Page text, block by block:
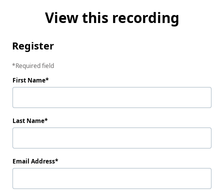
View this recording
Register
Required field
First Name
Last Name
Email Address